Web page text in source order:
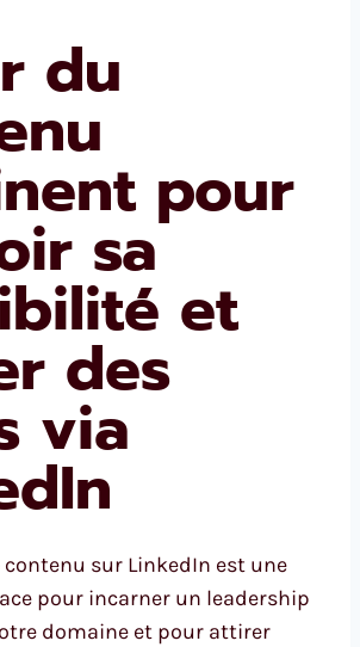
du
pour
sa
et
des
via
contenu sur LinkedIn est une
pour incarner un leadership
domaine et pour attirer